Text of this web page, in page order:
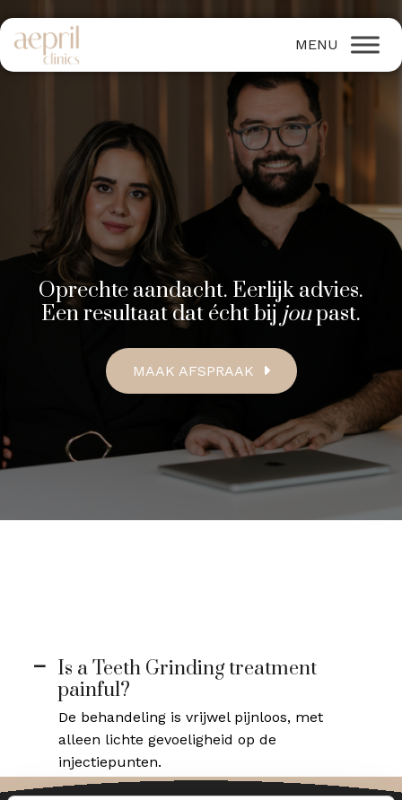
Oprechte aandacht. Eerlijk advies.
Een resultaat dat écht bij joupast.
MAAK AFSPRAAK
A
Is a Teeth Grinding treatment
painful?
De behandeling is vrijwel pijnloos, met
alleen lichte gevoeligheid op de
injectiepunten.